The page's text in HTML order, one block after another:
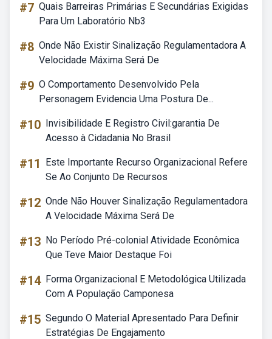
#7 Quais Barreiras Primárias E Secundárias Exigidas
Para Um Laboratório Nb3
#8 Onde Não Existir Sinalização Regulamentadora A
Velocidade Máxima Será De
#9 O Comportamento Desenvolvido Pela
Personagem Evidencia Uma Postura De...
#10 Invisibilidade E Registro Civil:garantia De
Acesso à Cidadania No Brasil
#11
Este Importante Recurso Organizacional Refere
Se Ao Conjunto De Recursos
#12 Onde Não Houver Sinalização Regulamentadora
A Velocidade Máxima Será De
#13 No Período Pré-colonial Atividade Econômica
Que Teve Maior Destaque Foi
#14 Forma Organizacional E Metodológica Utilizada
Com A População Camponesa
#15 Segundo O Material Apresentado Para Definir
Estratégias De Engajamento